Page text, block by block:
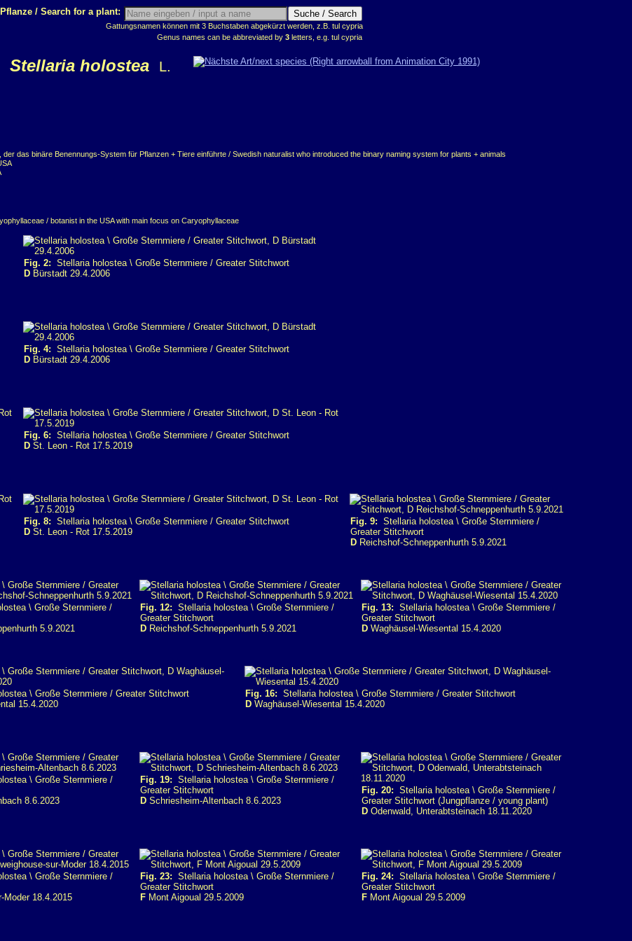
/ Search for a plant:
Gattungsnamen können mit 3 Buchstaben abgekürzt werden, z.B. tul cypria
Genus names can be abbreviated by 3 letters, e.g. tul cypria
Stellaria holostea L.
das binäre Benennungs-System für Pflanzen + Tiere einführte / Swedish naturalist who introduced the binary naming system for plants + animals
/ botanist in the USA with main focus on Caryophyllaceae
Fig. 2: Stellaria holostea \ Große Sternmiere / Greater Stitchwort
D Bürstadt 29.4.2006
Fig. 4: Stellaria holostea \ Große Sternmiere / Greater Stitchwort
D Bürstadt 29.4.2006
Fig. 6: Stellaria holostea \ Große Sternmiere / Greater Stitchwort
D St. Leon - Rot 17.5.2019
Fig. 8: Stellaria holostea \ Große Sternmiere / Greater Stitchwort
D St. Leon - Rot 17.5.2019
Fig. 9: Stellaria holostea \ Große Sternmiere /
Greater Stitchwort
D Reichshof-Schneppenhurth 5.9.2021
\ Große Sternmiere /
5.9.2021
Fig. 12: Stellaria holostea \ Große Sternmiere /
Greater Stitchwort
D Reichshof-Schneppenhurth 5.9.2021
Fig. 13: Stellaria holostea \ Große Sternmiere /
Greater Stitchwort
D Waghäusel-Wiesental 15.4.2020
\ Große Sternmiere / Greater Stitchwort
15.4.2020
Fig. 16: Stellaria holostea \ Große Sternmiere / Greater Stitchwort
D Waghäusel-Wiesental 15.4.2020
\ Große Sternmiere /
8.6.2023
Fig. 19: Stellaria holostea \ Große Sternmiere /
Greater Stitchwort
D Schriesheim-Altenbach 8.6.2023
Fig. 20: Stellaria holostea \ Große Sternmiere /
Greater Stitchwort (Jungpflanze / young plant)
D Odenwald, Unterabtsteinach 18.11.2020
\ Große Sternmiere /
Moder 18.4.2015
Fig. 23: Stellaria holostea \ Große Sternmiere /
Greater Stitchwort
F Mont Aigoual 29.5.2009
Fig. 24: Stellaria holostea \ Große Sternmiere /
Greater Stitchwort
F Mont Aigoual 29.5.2009